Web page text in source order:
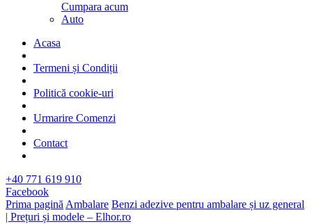
Cumpara acum
Auto
Acasa
Termeni și Condiții
Politică cookie-uri
Urmarire Comenzi
Contact
+40 771 619 910
Facebook
Prima pagină Ambalare Benzi adezive pentru ambalare și uz general
| Prețuri și modele – Elhor.ro